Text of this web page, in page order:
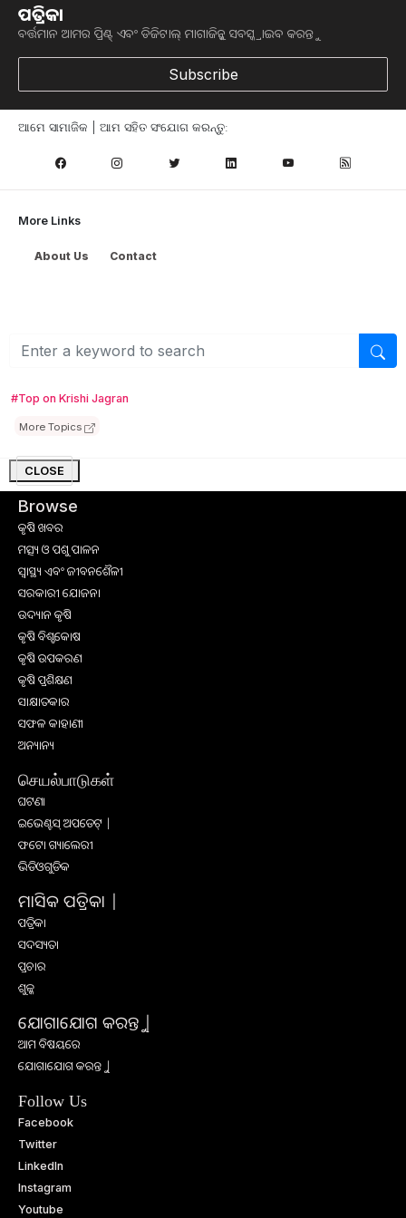
ପତ୍ରିକା
ବର୍ତ୍ତମାନ ଆମର ପ୍ରିଣ୍ଟ୍ ଏବଂ ଡିଜିଟାଲ୍ ମାଗାଜିନ୍କୁ ସବସ୍କ୍ରାଇବ କରନ୍ତୁ
Subscribe
ଆମେ ସାମାଜିକ | ଆମ ସହିତ ସଂଯୋଗ କରନ୍ତୁ:
More Links
About Us Contact
#Top on Krishi Jagran
More Topics
CLOSE
ଆପଙ୍କୁ ଆବଶ୍ୟକ ହେଉଥିବା ସବୁ ଗୁରୁତ୍ବପୂର୍ଣ୍ଣ ଅପଡେଟ୍‌ ପାଆନ୍ତୁ ପ୍ରତିଦିନ ।
ଆମ ନ୍ୟୁଜଲେଟରକୁ ସବସ୍କ୍ରାଇବ୍ କରନ୍ତୁ । ଆପଣ ଆପଣଙ୍କ ଆଗ୍ରହ
ଥିବା ଟପିକ୍‌ ବାଛିବେ ଏବଂ ଆମେ ଆପଣଙ୍କୁ ବଛା ବଛା ନ୍ୟୁଜ ଓ ଆପଣଙ୍କ
ନ୍ୟୁଜଲେଟର ସବସ୍କ୍ରାଇବ୍‌ କରନ୍ତୁ
Browse
କୃଷି ଖବର
ମତ୍ସ୍ୟ ଓ ପଶୁ ପାଳନ
ସ୍ୱାସ୍ଥ୍ୟ ଏବଂ ଜୀବନଶୈଳୀ
ସରକାରୀ ଯୋଜନା
ଉଦ୍ୟାନ କୃଷି
କୃଷି ବିଶ୍ବକୋଷ
କୃଷି ଉପକରଣ
କୃଷି ପ୍ରଶିକ୍ଷଣ
ସାକ୍ଷାତକାର
ସଫଳ କାହାଣୀ
ଅନ୍ୟାନ୍ୟ
செயல்பாடுகள்
ଘଟଣା
ଇଭେଣ୍ଟସ୍ ଅପଡେଟ୍ |
ଫଟୋ ଗ୍ୟାଲେରୀ
ଭିଡିଓଗୁଡିକ
ମାସିକ ପତ୍ରିକା |
ପତ୍ରିକା
ସଦସ୍ୟତା
ପ୍ରଚାର
ଶୁଳ୍କ
ଯୋଗାଯୋଗ କରନ୍ତୁ |
ଆମ ବିଷୟରେ
ଯୋଗାଯୋଗ କରନ୍ତୁ |
Follow Us
Facebook
Twitter
LinkedIn
Instagram
Youtube